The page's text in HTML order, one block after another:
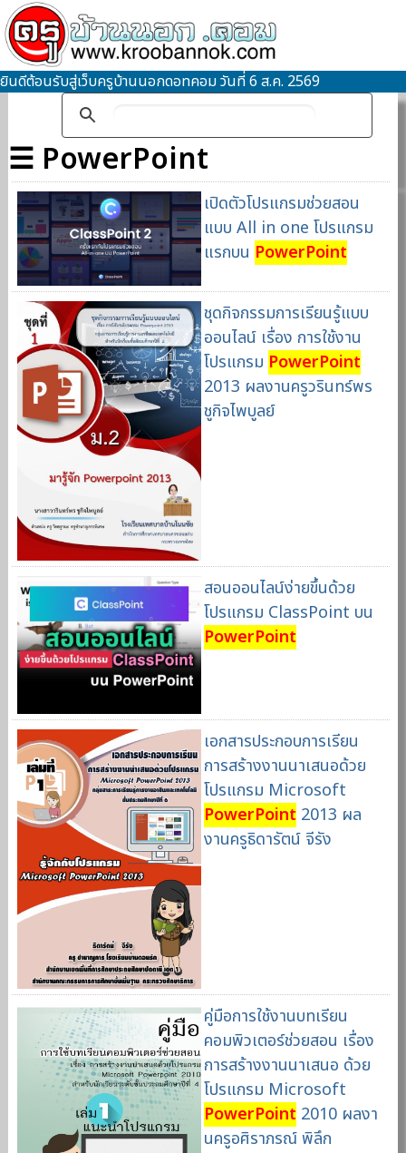
ยินดีต้อนรับสู่เว็บครูบ้านนอกดอทคอม วันที่ 6 ส.ค. 2569
☰ PowerPoint
เปิดตัวโปรแกรมช่วยสอน
แบบ All in one โปรแกรม
แรกบน PowerPoint
ชุดกิจกรรมการเรียนรู้แบบ
ออนไลน์ เรื่อง การใช้งาน
โปรแกรม PowerPoint
2013 ผลงานครูวรินทร์พร
ชูกิจไพบูลย์
สอนออนไลน์ง่ายขึ้นด้วย
โปรแกรม ClassPoint บน
PowerPoint
เอกสารประกอบการเรียน
การสร้างงานนาเสนอด้วย
โปรแกรม Microsoft
PowerPoint 2013 ผล
งานครูธิดารัตน์ จีรัง
คู่มือการใช้งานบทเรียน
คอมพิวเตอร์ช่วยสอน เรื่อง
การสร้างงานนาเสนอ ด้วย
โปรแกรม Microsoft
PowerPoint 2010 ผลงา
นครูอศิราภรณ์ พิลึก